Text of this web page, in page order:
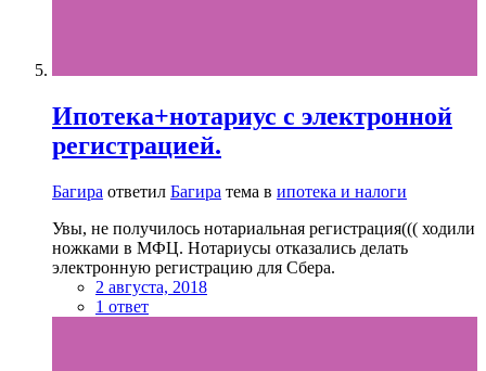
Ипотека+нотариус с электронной
регистрацией.
Багира ответил Багира тема в ипотека и налоги
Увы, не получилось нотариальная регистрация((( ходили
ножками в МФЦ. Нотариусы отказались делать
электронную регистрацию для Сбера.
2 августа, 2018
1 ответ